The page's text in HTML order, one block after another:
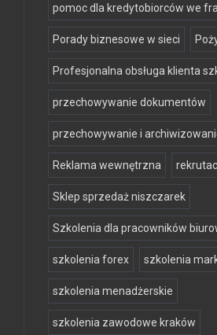
pomoc dla kredytobiorców we
Porady biznesowe w sieci
Profesjonalna obsługa klienta
przechowywanie dokumentów
przechowywanie i
Reklama wewnętrzna
Sklep sprzedaż niszczarek
Szkolenia dla pracowników
szkolenia forex szkolenia
szkolenia menadżerskie
szkolenia zawodowe kraków